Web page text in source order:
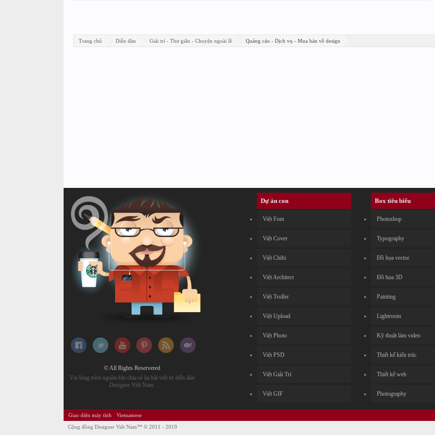
Trang chủ Diễn đàn Giải trí - Thư giãn - Chuyện ngoài lề Quảng cáo - Dịch vụ - Mua bán về design
© All Rights Reservered
Vui lòng trích nguồn khi chia sẻ lại bài viết từ diễn đàn
Designer Việt Nam.
Dự án con
Việt Font
Việt Cover
Việt Chibi
Việt Architect
Việt Troller
Việt Upload
Việt Photo
Việt PSD
Việt Giải Trí
Việt GIF
Box tiêu biểu
Photoshop
Typography
Đồ họa vector
Đồ họa 3D
Painting
Lightroom
Kỹ thuật làm video
Thiết kế kiến trúc
Thiết kế web
Photography
Giao diện máy tính Vietnamese
Cộng đồng Designer Việt Nam™ © 2011 - 2019